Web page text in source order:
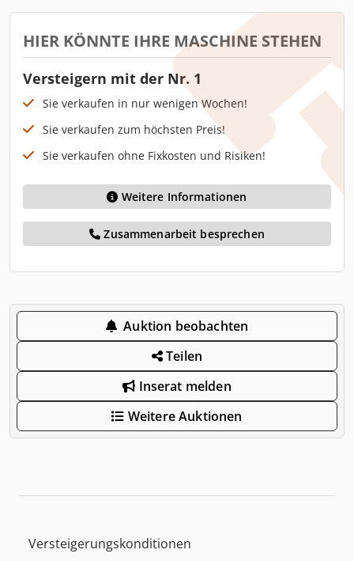
HIER KÖNNTE IHRE MASCHINE STEHEN
Versteigern mit der Nr. 1
Sie verkaufen in nur wenigen Wochen!
Sie verkaufen zum höchsten Preis!
Sie verkaufen ohne Fixkosten und Risiken!
Weitere Informationen
Zusammenarbeit besprechen
Auktion beobachten
Teilen
Inserat melden
Weitere Auktionen
Versteigerungskonditionen